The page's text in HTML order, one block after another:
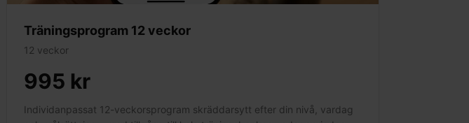
Träningsprogram 12 veckor
12 veckor
995 kr
Individanpassat 12-veckorsprogram skräddarsytt efter din nivå, vardag